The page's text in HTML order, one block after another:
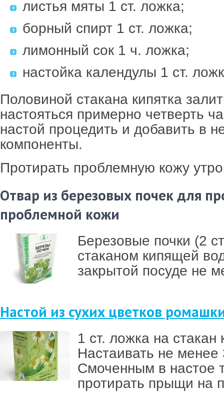
листья мяты 1 ст. ложка;
борный спирт 1 ст. ложка;
лимонный сок 1 ч. ложка;
настойка календулы 1 ст.
Половиной стакана кипятка
настояться примерно четверть
настой процедить и добавить в
компоненты.
Протирать проблемную кожу
Отвар из березовых почек для
проблемной кожи
Березовые почки (2
стаканом кипящей
закрытой посуде не
Настой из сухих цветков
1 ст. ложка на стакан
Настаивать не менее
Смоченным в настое
протирать прыщи на